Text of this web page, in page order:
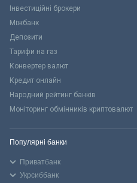
Інвестиційні брокери
Міжбанк
Депозити
Тарифи на газ
Конвертер валют
Кредит онлайн
Народний рейтинг банків
Моніторинг обмінників криптовалют
Популярні банки
Приватбанк
Укрсиббанк